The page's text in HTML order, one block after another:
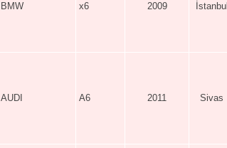
BMW x6 2009 İstanbul
AUDI A6 2011 Sivas